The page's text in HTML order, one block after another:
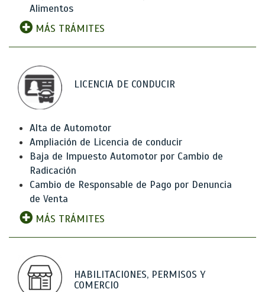
Alimentos
MÁS TRÁMITES
LICENCIA DE CONDUCIR
Alta de Automotor
Ampliación de Licencia de conducir
Baja de Impuesto Automotor por Cambio de
Radicación
Cambio de Responsable de Pago por Denuncia
de Venta
MÁS TRÁMITES
HABILITACIONES, PERMISOS Y
COMERCIO